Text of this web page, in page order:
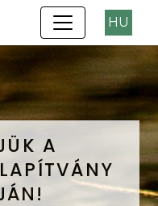
HU
A
A
A